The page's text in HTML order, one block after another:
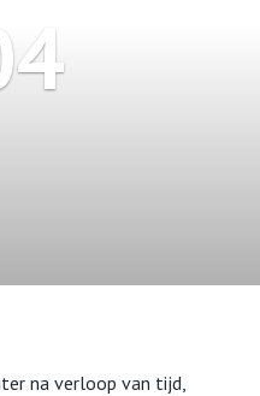
na verloop van tijd,